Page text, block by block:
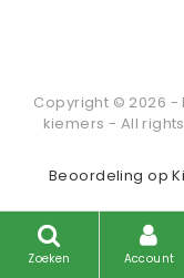
Copyright © 2026 -
kiemers - All
Zoeken Account
Beoordeling op